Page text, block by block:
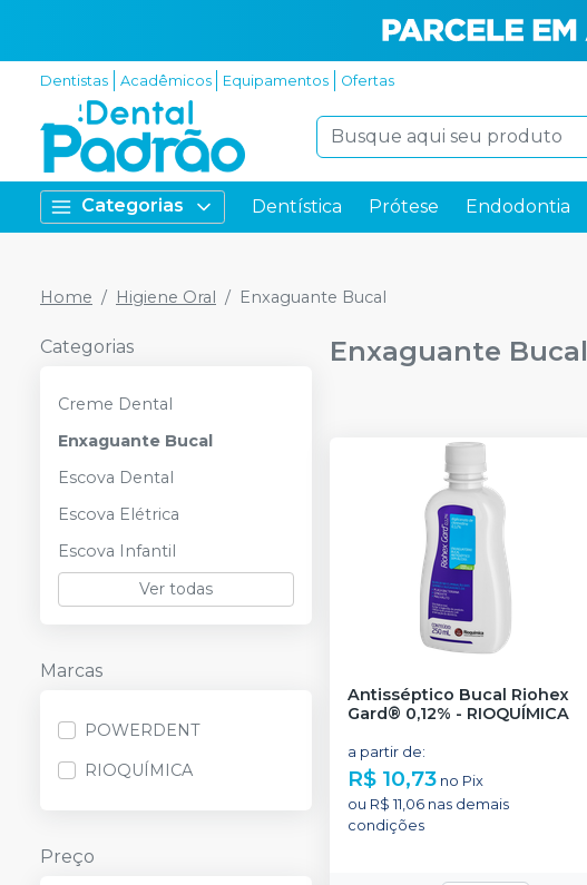
Dentistas Acadêmicos Equipamentos Ofertas
Categorias Dentística Prótese Endodontia
Home Higiene Oral Enxaguante Bucal
Categorias
Creme Dental
Enxaguante Bucal
Escova Dental
Escova Elétrica
Escova Infantil
Ver todas
Marcas
POWERDENT
RIOQUÍMICA
Preço
Enxaguante Bucal
Antisséptico Bucal Riohex
Gard® 0,12% - RIOQUÍMICA
a partir de:
R$ 10,73 no Pix
ou R$ 11,06 nas demais
condições